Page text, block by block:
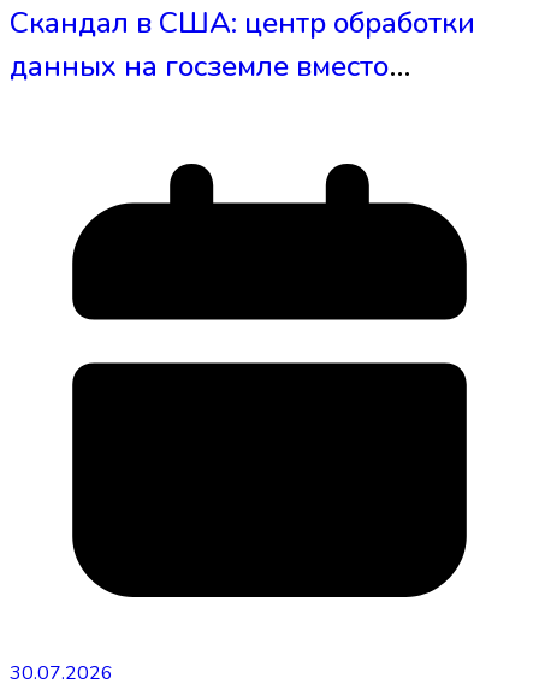
Скандал в США: центр обработки
данных на госземле вместо
30.07.2026